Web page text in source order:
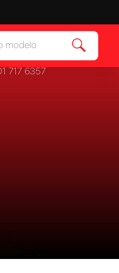
717 6357